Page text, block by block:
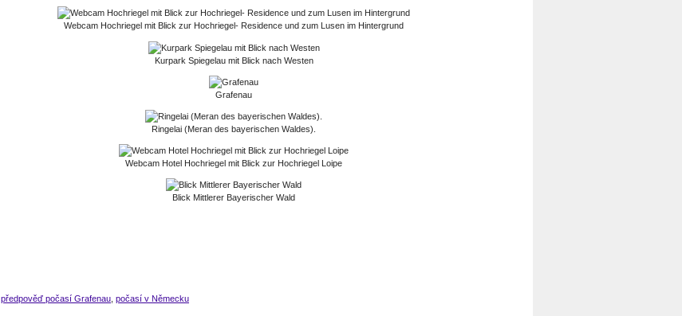
Webcam Hochriegel mit Blick zur Hochriegel- Residence und zum Lusen im Hintergrund
Kurpark Spiegelau mit Blick nach Westen
Grafenau
Ringelai (Meran des bayerischen Waldes).
Webcam Hotel Hochriegel mit Blick zur Hochriegel Loipe
Blick Mittlerer Bayerischer Wald
předpověď počasí Grafenau počasí v Německu